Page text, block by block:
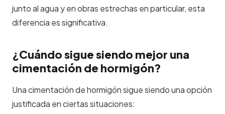
junto al agua y en obras estrechas en particular, esta
diferencia es significativa.
¿Cuándo sigue siendo mejor una
cimentación de hormigón?
Una cimentación de hormigón sigue siendo una opción
justificada en ciertas situaciones: